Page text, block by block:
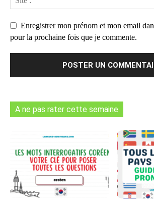
Enregistrer mon prénom et mon email
pour la prochaine fois que je commente.
A ne pas rater cette semaine